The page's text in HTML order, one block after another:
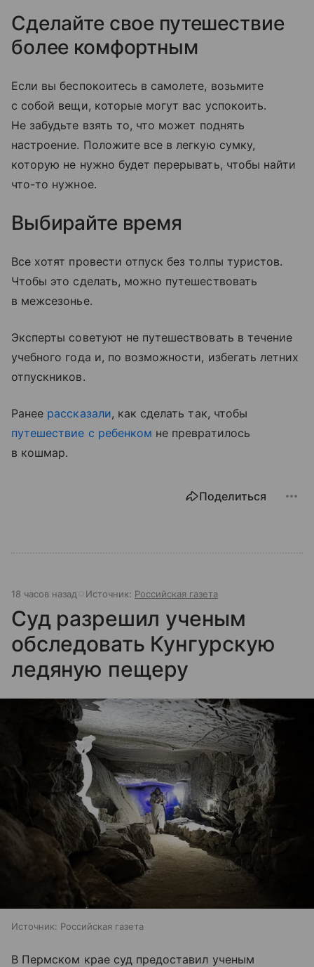
Сделайте свое путешествие
более комфортным
Если вы беспокоитесь в самолете, возьмите
с собой вещи, которые могут вас успокоить.
Не забудьте взять то, что может поднять
настроение. Положите все в легкую сумку,
которую не нужно будет перерывать, чтобы найти
что-то нужное.
Выбирайте время
Все хотят провести отпуск без толпы туристов.
Чтобы это сделать, можно путешествовать
в межсезонье.
Эксперты советуют не путешествовать в течение
учебного года и, по возможности, избегать летних
отпускников.
Ранее рассказали, как сделать так, чтобы
путешествие с ребенком не превратилось
в кошмар.
Поделиться
18 часов назад Источник: Российская газета
Суд разрешил ученым
обследовать Кунгурскую
ледяную пещеру
Источник: Российская газета
В Пермском крае суд предоставил ученым